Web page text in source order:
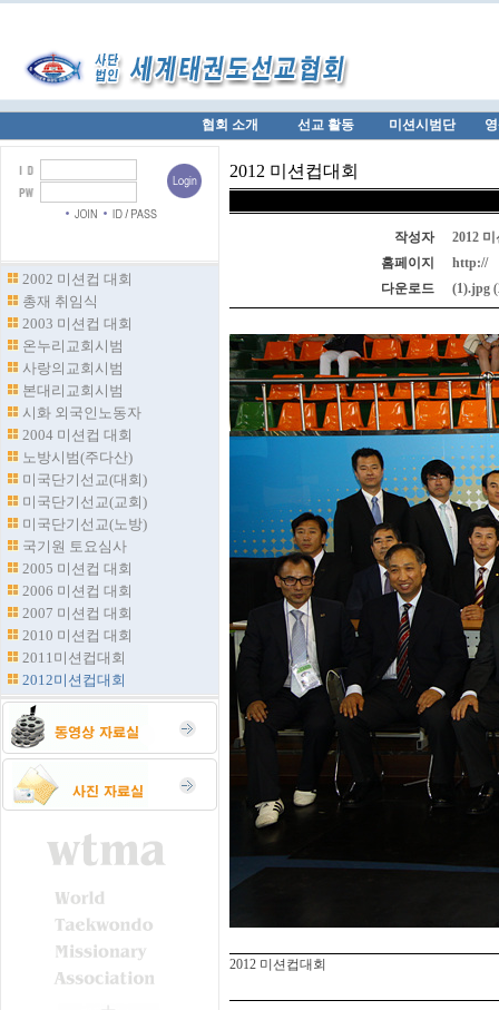
협회 소개 선교 활동 미션시범단
2002 미션컵 대회
총재 취임식
2003 미션컵 대회
온누리교회시범
사랑의교회시범
본대리교회시범
시화 외국인노동자
2004 미션컵 대회
노방시범(주다산)
미국단기선교(대회)
미국단기선교(교회)
미국단기선교(노방)
국기원 토요심사
2005 미션컵 대회
2006 미션컵 대회
2007 미션컵 대회
2010 미션컵 대회
2011미션컵대회
2012미션컵대회
2012 미션컵대회
작성자
2012
홈페이지
http://
다운로드
(1).jpg
2012 미션컵대회